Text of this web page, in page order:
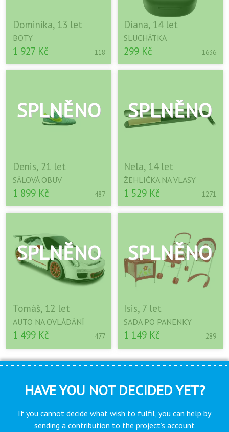
Dominika, 13 let
BOTY
1 927 Kč 118
Diana, 14 let
SLUCHÁTKA
299 Kč 1636
Denis, 21 let
SÁLOVÁ OBUV
1 899 Kč 487
Nela, 14 let
ŽEHLIČKA NA VLASY
1 529 Kč 1271
Tomáš, 12 let
AUTO NA OVLÁDÁNÍ
1 499 Kč 477
Isis, 7 let
SADA PO PANENKY
1 149 Kč 289
HAVE YOU NOT DECIDED YET?
If you cannot decide what wish to fulfil, you can help by
sending a contribution to the project’s account